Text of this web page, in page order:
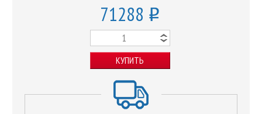
71288 o
КУПИТЬ